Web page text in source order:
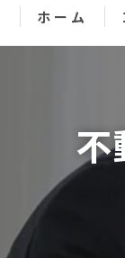
ホーム